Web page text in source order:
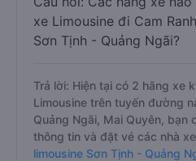
xe Limousine đi Cam
Sơn Tịnh - Quảng Ngãi?
Trả lời: Hiện tại có 2 hãng xe
Limousine trên tuyến đường
Quảng Ngãi, Mai Quyên, bạn
thông tin và đặt vé các nhà
limousine Sơn Tịnh - Quảng